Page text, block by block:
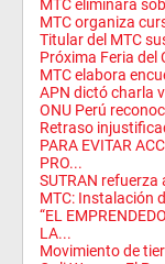
MTC eliminará
MTC organiza
Titular del MTC
Próxima Feria del
MTC elabora
APN dictó charla
ONU Perú
Retraso
PARA EVITAR
PRO...
SUTRAN
MTC: Instalación
“EL
LA...
Movimiento de